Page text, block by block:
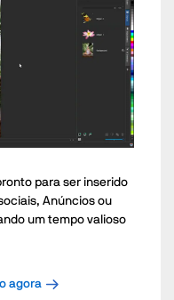
para ser inserido
Anúncios ou
um tempo valioso
agora